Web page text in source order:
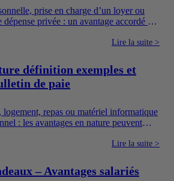
prise en charge d’un loyer ou
dépense privée : un avantage accordé en
versées par une entreprise ne suivent
en argent, les frais professionnels
dont l’utilisation est encadrée.
Lire la suite >
définition exemples et
de paie
repas ou matériel informatique
: les avantages en nature peuvent
l’entreprise de proposer uneLire la suite >
– Avantages salariés